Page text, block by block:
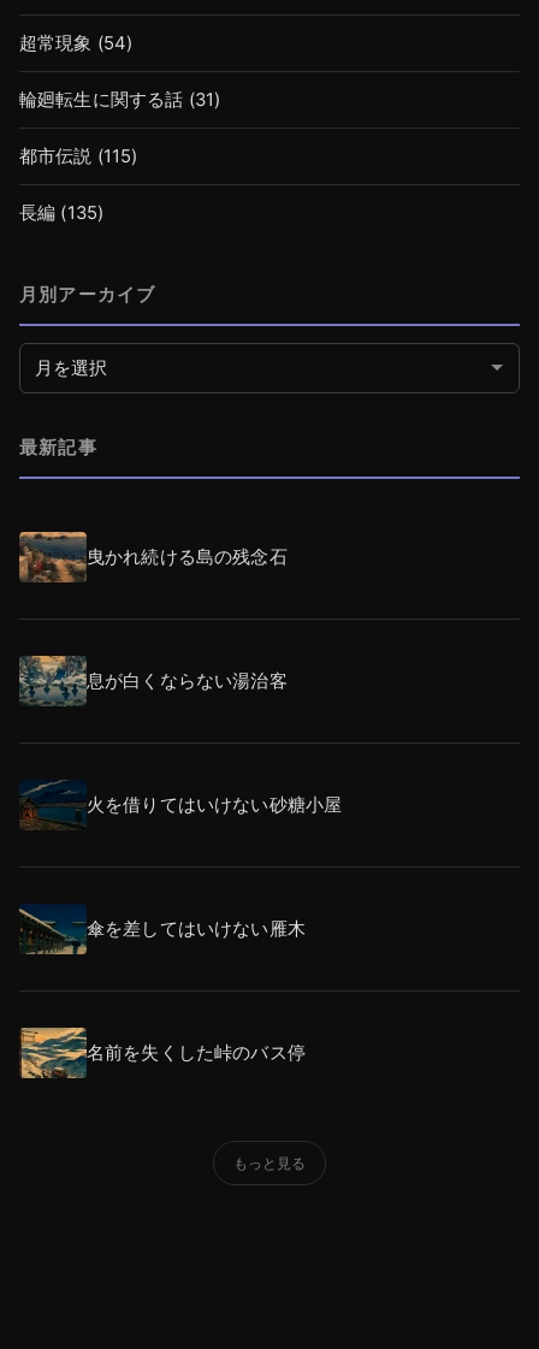
超常現象 (54)
輪廻転生に関する話 (31)
都市伝説 (115)
長編 (135)
月別アーカイブ
月別アーカイブ
最新記事
曳かれ続ける島の残念石
息が白くならない湯治客
火を借りてはいけない砂糖小屋
傘を差してはいけない雁木
名前を失くした峠のバス停
もっと見る